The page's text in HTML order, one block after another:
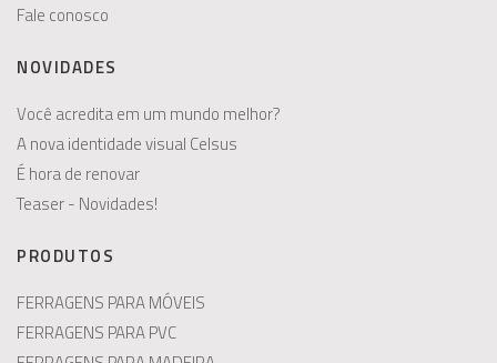
Fale conosco
NOVIDADES
Você acredita em um mundo melhor?
A nova identidade visual Celsus
É hora de renovar
Teaser - Novidades!
PRODUTOS
FERRAGENS PARA MÓVEIS
FERRAGENS PARA PVC